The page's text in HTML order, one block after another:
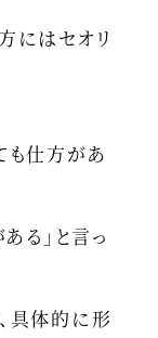
にはセオリ
も仕方があ
る」と言っ
具体的に形